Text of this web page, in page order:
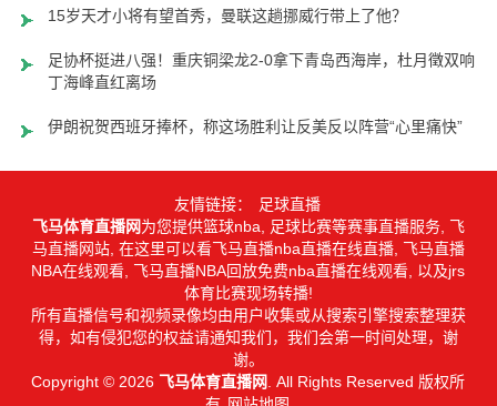
15岁天才小将有望首秀，曼联这趟挪威行带上了他？
足协杯挺进八强！重庆铜梁龙2-0拿下青岛西海岸，杜月徵双响，
丁海峰直红离场
伊朗祝贺西班牙捧杯，称这场胜利让反美反以阵营“心里痛快”
友情链接：
足球直播
飞马体育直播网为您提供篮球nba, 足球比赛等赛事直播服务, 飞
马直播网站, 在这里可以看飞马直播nba直播在线直播, 飞马直播
NBA在线观看, 飞马直播NBA回放免费nba直播在线观看, 以及jrs
体育比赛现场转播!
所有直播信号和视频录像均由用户收集或从搜索引擎搜索整理获
得，如有侵犯您的权益请通知我们，我们会第一时间处理，谢
谢。
Copyright © 2026 飞马体育直播网
. All Rights Reserved 版权所